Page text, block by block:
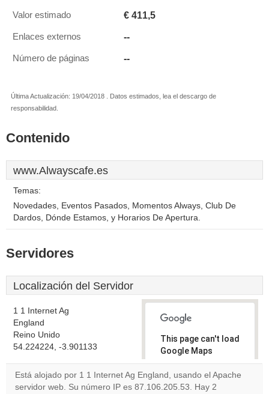
Valor estimado € 411,5
Enlaces externos --
Número de páginas --
Última Actualización: 19/04/2018 . Datos estimados, lea el descargo de
responsabilidad.
Contenido
www.Alwayscafe.es
Temas:
Novedades, Eventos Pasados, Momentos Always, Club De
Dardos, Dónde Estamos, y Horarios De Apertura.
Servidores
Localización del Servidor
1 1 Internet Ag
England
Reino Unido
54.224224, -3.901133
This page can't load
Google Maps
correctly.
Do you
Está alojado por 1 1 Internet Ag England, usando el Apache
servidor web. Su número IP es 87.106.205.53. Hay 2